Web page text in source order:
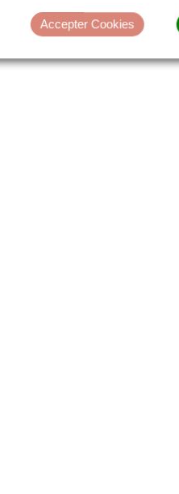
Accepter Cookies